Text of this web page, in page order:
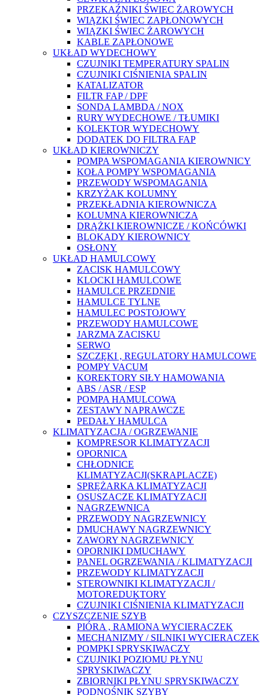
PRZEKAŹNIKI ŚWIEC ŻAROWYCH
WIĄZKI ŚWIEC ZAPŁONOWYCH
WIĄZKI ŚWIEC ŻAROWYCH
KABLE ZAPŁONOWE
UKŁAD WYDECHOWY
CZUJNIKI TEMPERATURY SPALIN
CZUJNIKI CIŚNIENIA SPALIN
KATALIZATOR
FILTR FAP / DPF
SONDA LAMBDA / NOX
RURY WYDECHOWE / TŁUMIKI
KOLEKTOR WYDECHOWY
DODATEK DO FILTRA FAP
UKŁAD KIEROWNICZY
POMPA WSPOMAGANIA KIEROWNICY
KOŁA POMPY WSPOMAGANIA
PRZEWODY WSPOMAGANIA
KRZYŻAK KOLUMNY
PRZEKŁADNIA KIEROWNICZA
KOLUMNA KIEROWNICZA
DRĄŻKI KIEROWNICZE / KOŃCÓWKI
BLOKADY KIEROWNICY
OSŁONY
UKŁAD HAMULCOWY
ZACISK HAMULCOWY
KLOCKI HAMULCOWE
HAMULCE PRZEDNIE
HAMULCE TYLNE
HAMULEC POSTOJOWY
PRZEWODY HAMULCOWE
JARZMA ZACISKU
SERWO
SZCZĘKI , REGULATORY HAMULCOWE
POMPY VACUM
KOREKTORY SIŁY HAMOWANIA
ABS / ASR / ESP
POMPA HAMULCOWA
ZESTAWY NAPRAWCZE
PEDAŁY HAMULCA
KLIMATYZACJA / OGRZEWANIE
KOMPRESOR KLIMATYZACJI
OPORNICA
CHŁODNICE
KLIMATYZACJI(SKRAPLACZE)
SPRĘŻARKA KLIMATYZACJI
OSUSZACZE KLIMATYZACJI
NAGRZEWNICA
PRZEWODY NAGRZEWNICY
DMUCHAWY NAGRZEWNICY
ZAWORY NAGRZEWNICY
OPORNIKI DMUCHAWY
PANEL OGRZEWANIA / KLIMATYZACJI
PRZEWODY KLIMATYZACJI
STEROWNIKI KLIMATYZACJI /
MOTOREDUKTORY
CZUJNIKI CIŚNIENIA KLIMATYZACJI
CZYSZCZENIE SZYB
PIÓRA , RAMIONA WYCIERACZEK
MECHANIZMY / SILNIKI WYCIERACZEK
POMPKI SPRYSKIWACZY
CZUJNIKI POZIOMU PŁYNU
SPRYSKIWACZY
ZBIORNIKI PŁYNU SPRYSKIWACZY
PODNOŚNIK SZYBY